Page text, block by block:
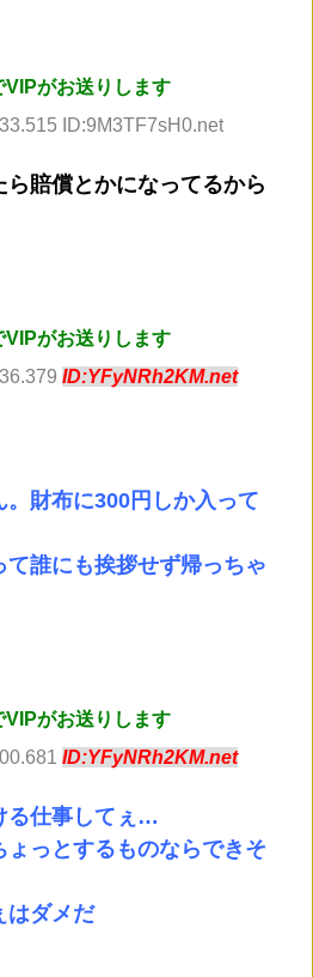
がお送りします
ID:9M3TF7sH0.net
賠償とかになってるから
がお送りします
ID:YFyNRh2KM.net
。財布に300円しか入って
て誰にも挨拶せず帰っちゃ
がお送りします
ID:YFyNRh2KM.net
る仕事してぇ…
っとするものならできそ
はダメだ